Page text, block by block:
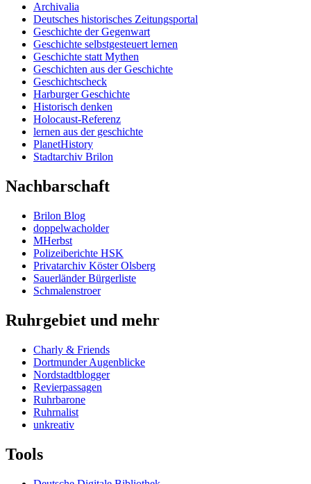
Archivalia
Deutsches historisches Zeitungsportal
Geschichte der Gegenwart
Geschichte selbstgesteuert lernen
Geschichte statt Mythen
Geschichten aus der Geschichte
Geschichtscheck
Harburger Geschichte
Historisch denken
Holocaust-Referenz
lernen aus der geschichte
PlanetHistory
Stadtarchiv Brilon
Nachbarschaft
Brilon Blog
doppelwacholder
MHerbst
Polizeiberichte HSK
Privatarchiv Köster Olsberg
Sauerländer Bürgerliste
Schmalenstroer
Ruhrgebiet und mehr
Charly & Friends
Dortmunder Augenblicke
Nordstadtblogger
Revierpassagen
Ruhrbarone
Ruhrnalist
unkreativ
Tools